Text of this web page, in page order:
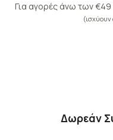
Για αγορές άνω των
(ισχύουν
Δωρεάν